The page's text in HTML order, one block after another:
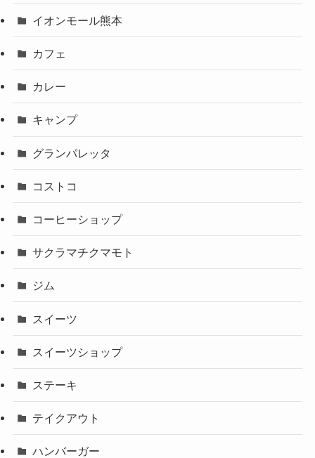
イオンモール熊本
カフェ
カレー
キャンプ
グランパレッタ
コストコ
コーヒーショップ
サクラマチクマモト
ジム
スイーツ
スイーツショップ
ステーキ
テイクアウト
ハンバーガー